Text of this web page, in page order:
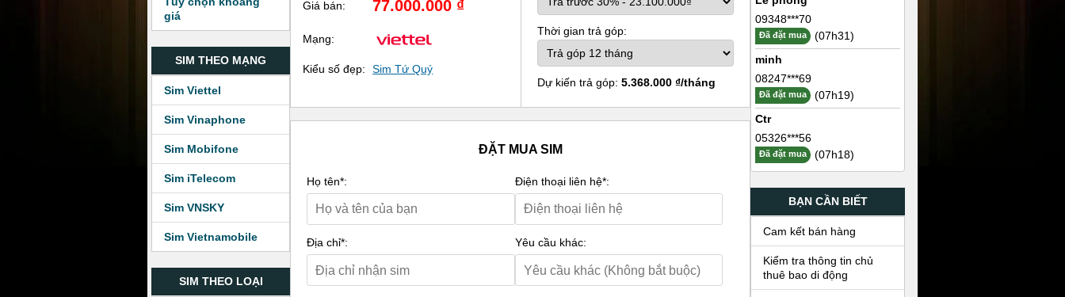
giá
SIM THEO MẠNG
Sim Viettel
Sim Vinaphone
Sim Mobifone
Sim iTelecom
Sim VNSKY
Sim Vietnamobile
SIM THEO LOẠI
Giá bán: 77.000.000 ₫
Mạng:
Kiểu số đẹp: Sim Tứ Quý
Thời gian trả góp:
Dự kiến trả góp: 5.368.000 ₫/tháng
ĐẶT MUA SIM
Họ tên*: Điện thoại liên hệ*:
Địa chỉ*: Yêu cầu khác:
09348***70
Đã đặt mua
(07h31)
minh
08247***69
Đã đặt mua
(07h19)
Ctr
05326***56
Đã đặt mua (07h18)
BẠN CẦN BIẾT
Cam kết bán hàng
Kiểm tra thông tin chủ
thuê bao di động